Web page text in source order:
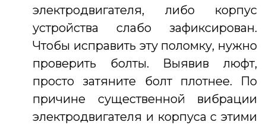
электродвигателя, либо корпус
устройства слабо зафиксирован.
Чтобы исправить эту поломку, нужно
проверить болты. Выявив люфт,
просто затяните болт плотнее. По
причине существенной вибрации
электродвигателя и корпуса с этими